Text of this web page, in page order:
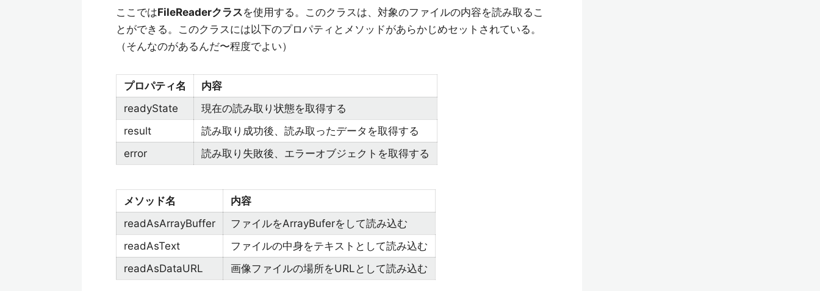
ここではFileReaderクラスを使用する。このクラスは、対象のファイルの内容を読み取るこ
とができる。このクラスには以下のプロパティとメソッドがあらかじめセットされている。
（そんなのがあるんだ〜程度でよい）
プロパティ名
内容
readyState
現在の読み取り状態を取得する
result
読み取り成功後、読み取ったデータを取得する
error
読み取り失敗後、エラーオブジェクトを取得する
メソッド名
内容
readAsArrayBuffer
ファイルをArrayBuferをして読み込む
readAsText
ファイルの中身をテキストとして読み込む
readAsDataURL
画像ファイルの場所をURLとして読み込む